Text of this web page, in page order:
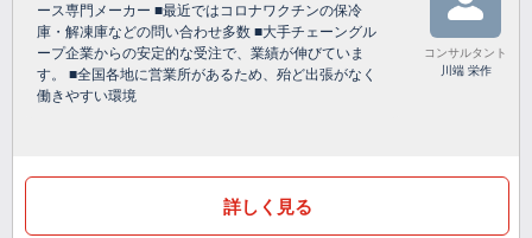
ース専門メーカー ■最近ではコロナワクチンの保冷
庫・解凍庫などの問い合わせ多数 ■大手チェーングル
ープ企業からの安定的な受注で、業績が伸びていま
す。 ■全国各地に営業所があるため、殆ど出張がなく
働きやすい環境
コンサルタント
川端 栄作
詳しく見る